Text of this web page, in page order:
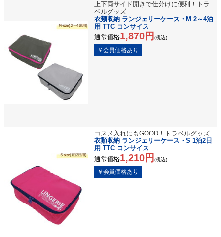
上下両サイド開きで仕分けに便利！トラ
ベルグッズ
衣類収納 ランジェリーケース・M 2～4泊
用 TTC コンサイス
通常価格1,870円 (税込)
コスメ入れにもGOOD！トラベルグッズ
衣類収納 ランジェリーケース・S 1泊2日
用 TTC コンサイス
通常価格1,210円 (税込)